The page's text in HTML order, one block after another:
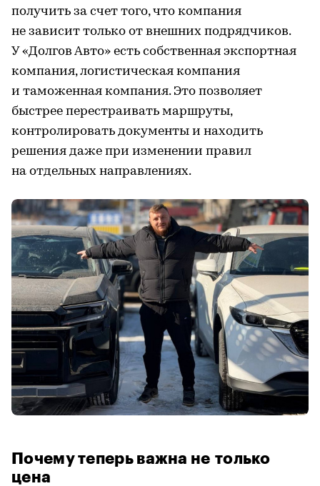
получить за счет того, что компания
не зависит только от внешних подрядчиков.
У «Долгов Авто» есть собственная экспортная
компания, логистическая компания
и таможенная компания. Это позволяет
быстрее перестраивать маршруты,
контролировать документы и находить
решения даже при изменении правил
на отдельных направлениях.
Почему теперь важна не только
цена